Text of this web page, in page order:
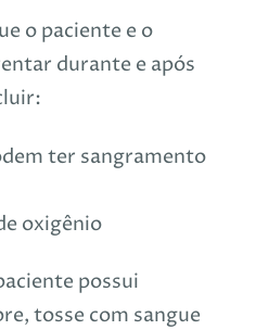
o paciente e o
durante e após
ter sangramento
oxigênio
possui
tosse com sangue